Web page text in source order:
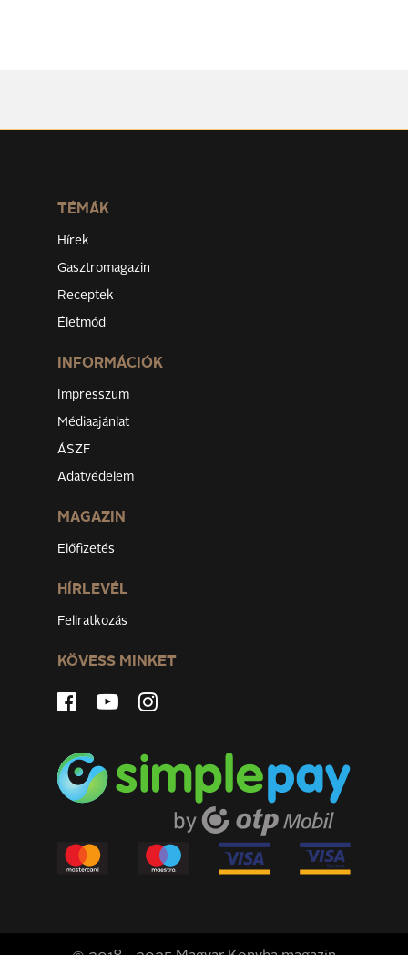
TÉMÁK
Hírek
Gasztromagazin
Receptek
Életmód
INFORMÁCIÓK
Impresszum
Médiaajánlat
ÁSZF
Adatvédelem
MAGAZIN
Előfizetés
HÍRLEVÉL
Feliratkozás
KÖVESS MINKET